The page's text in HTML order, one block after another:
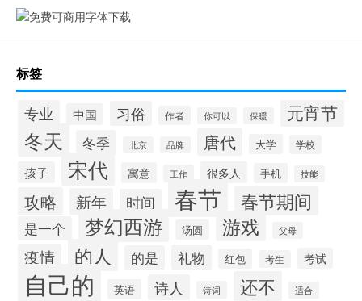
标签
专业 中国 习俗 作者 你可以 保暖 元宵节
冬天 冬季 北京 品牌 唐代 大学 学校
孩子 宋代 寓意 工作 很多人 手机 技能
攻略 新年 时间 春节 春节期间
是一个 梦幻西游 汤圆 游戏 父母
疫情 的人 的是 礼物 红包 考生 考试
自己的 英语 诗人 诗词 还不 适合